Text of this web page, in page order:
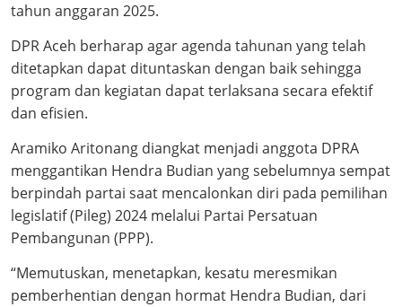
tahun anggaran 2025.
DPR Aceh berharap agar agenda tahunan yang telah
ditetapkan dapat dituntaskan dengan baik sehingga
program dan kegiatan dapat terlaksana secara efektif
dan efisien.
Aramiko Aritonang diangkat menjadi anggota DPRA
menggantikan Hendra Budian yang sebelumnya sempat
berpindah partai saat mencalonkan diri pada pemilihan
legislatif (Pileg) 2024 melalui Partai Persatuan
Pembangunan (PPP).
“Memutuskan, menetapkan, kesatu meresmikan
pemberhentian dengan hormat Hendra Budian, dari